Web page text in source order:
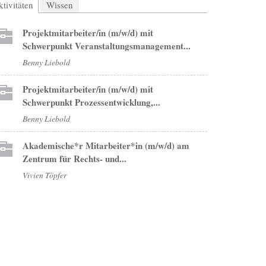
(aktiver Reiter)
Wissen
Projektmitarbeiter/in (m/w/d) mit
Schwerpunkt Veranstaltungsmanagement...
Benny Liebold
Projektmitarbeiter/in (m/w/d) mit
Schwerpunkt Prozessentwicklung,...
Benny Liebold
Akademische*r Mitarbeiter*in (m/w/d) am
Zentrum für Rechts- und...
Vivien Töpfer